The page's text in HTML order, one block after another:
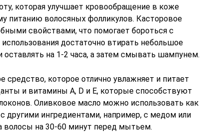
которая улучшает кровообращение в коже
питанию волосяных фолликулов. Касторовое
свойствами, что помогает бороться с
достаточно втирать небольшое
оставлять на 1-2 часа, а затем смывать шампунем.
средство, которое отлично увлажняет и питает
и витамины A, D и E, которые способствуют
Оливковое масло можно использовать как
другими ингредиентами, например, с медом или
волосы на 30-60 минут перед мытьем.